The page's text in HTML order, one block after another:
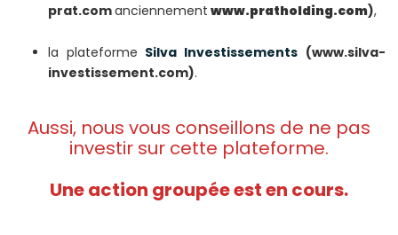
prat.comanciennement www.pratholding.com),
la plateforme Silva Investissements (www.silva-
investissement.com).
Aussi, nous vous conseillons de ne pas
investir sur cette plateforme.
Une action groupée est en cours.